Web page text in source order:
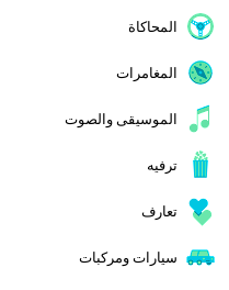
المحاكاة
المغامرات
الموسيقى والصوت
ترفيه
تعارف
سيارات ومركبات